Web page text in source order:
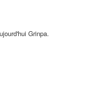
Grinpa.